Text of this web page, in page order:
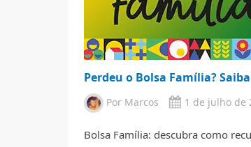
Perdeu o Bolsa Família?
Por Marcos 1 de julho de
Bolsa Família: descubra como